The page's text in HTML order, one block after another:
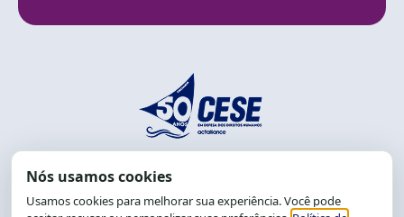
End.: R. da Graça, 150. Graça
CEP: 40.150-055
Salvador-BA, Brasil.